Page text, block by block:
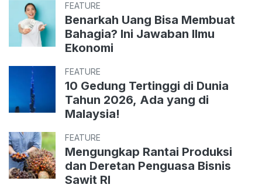
FEATURE
Benarkah Uang Bisa Membuat
Bahagia? Ini Jawaban Ilmu
Ekonomi
FEATURE
10 Gedung Tertinggi di Dunia
Tahun 2026, Ada yang di
Malaysia!
FEATURE
Mengungkap Rantai Produksi
dan Deretan Penguasa Bisnis
Sawit RI